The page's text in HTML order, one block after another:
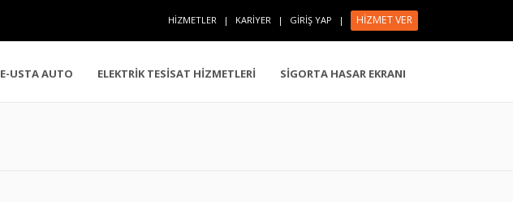
HİZMETLER | KARİYER | GİRİŞ YAP | HİZMET VER
E-USTA AUTO ELEKTRİK TESİSAT HİZMETLERİ SİGORTA HASAR EKRANI